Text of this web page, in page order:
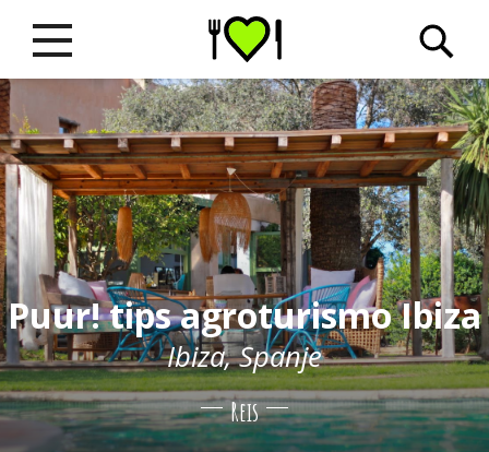
Puur! tips agroturismo Ibiza
Ibiza, Spanje
Reis